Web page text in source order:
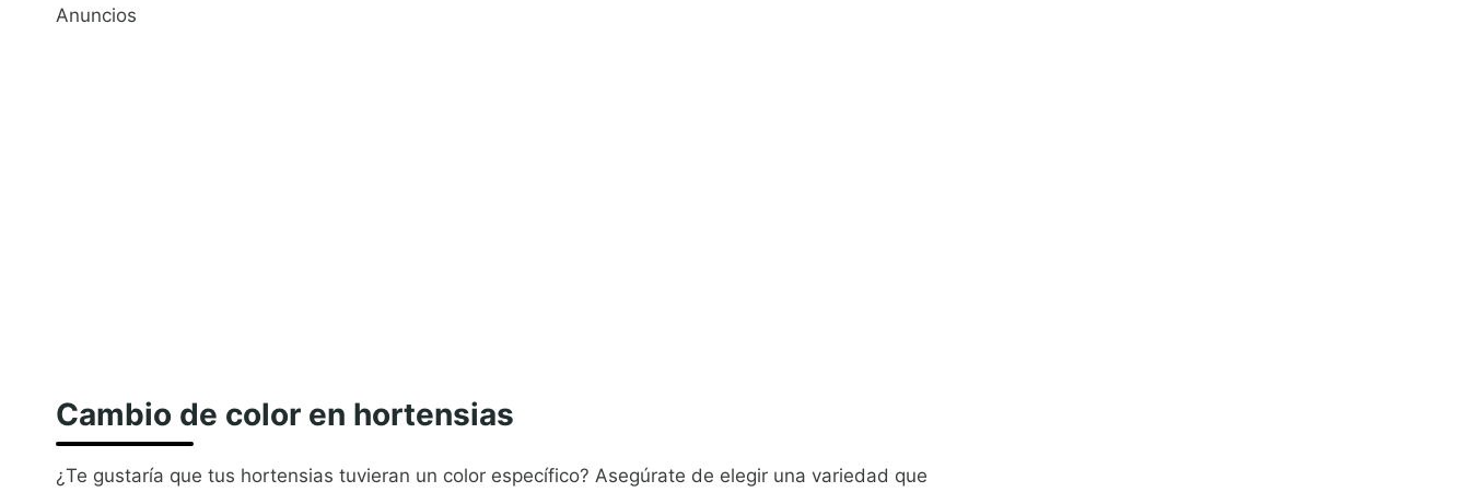
Anuncios
Cambio de color en hortensias
¿Te gustaría que tus hortensias tuvieran un color específico? Asegúrate de elegir una variedad que